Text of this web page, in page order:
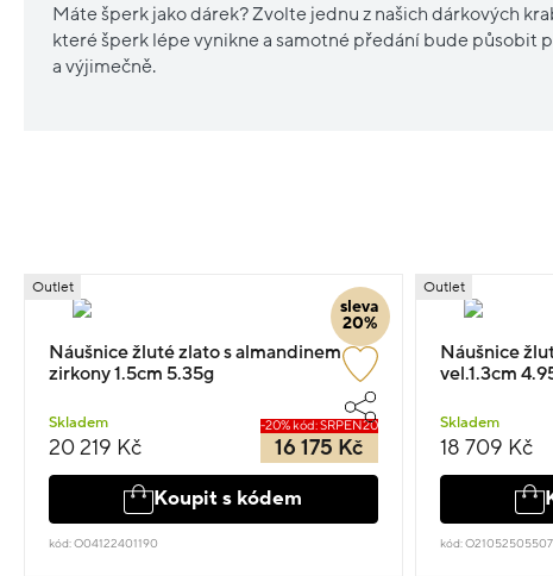
Máte šperk jako dárek? Zvolte jednu z našich dárkových
které šperk lépe vynikne a samotné předání bude působit
a výjimečně.
sleva
20%
Outlet
Náušnice žluté zlato s almandinem a
zirkony 1.5cm 5.35g
Skladem
20 219 Kč
-20% kód: SRPEN20
16 175 Kč
Koupit s kódem
kód: O04122401190
Outlet
Náušnice
vel.1.3cm
Skladem
18 709 Kč
kód: O21052505507